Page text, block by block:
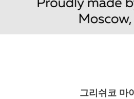
그리쉬코 마